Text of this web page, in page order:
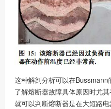
这种解剖分析可以在
了解熔断器故障具体原因时尤
就可以判断熔断器是在大短路